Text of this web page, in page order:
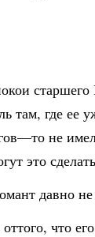
старшего
там, где ее
не
это
давно
оттого, что